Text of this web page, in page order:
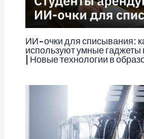
ИИ-очки для списывания:
используют умные гаджеты
| Новые технологии в